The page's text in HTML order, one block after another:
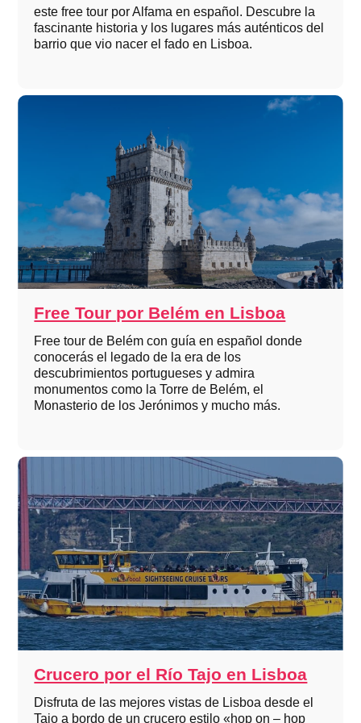
este free tour por Alfama en español. Descubre la
fascinante historia y los lugares más auténticos del
barrio que vio nacer el fado en Lisboa.
Free Tour por Belém en Lisboa
Free tour de Belém con guía en español donde
conocerás el legado de la era de los
descubrimientos portugueses y admira
monumentos como la Torre de Belém, el
Monasterio de los Jerónimos y mucho más.
Crucero por el Río Tajo en Lisboa
Disfruta de las mejores vistas de Lisboa desde el
Tajo a bordo de un crucero estilo «hop on – hop